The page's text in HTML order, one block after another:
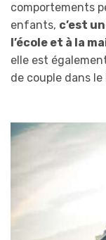
comportements
enfants, c’est
l’école et à la
elle est
de couple dans